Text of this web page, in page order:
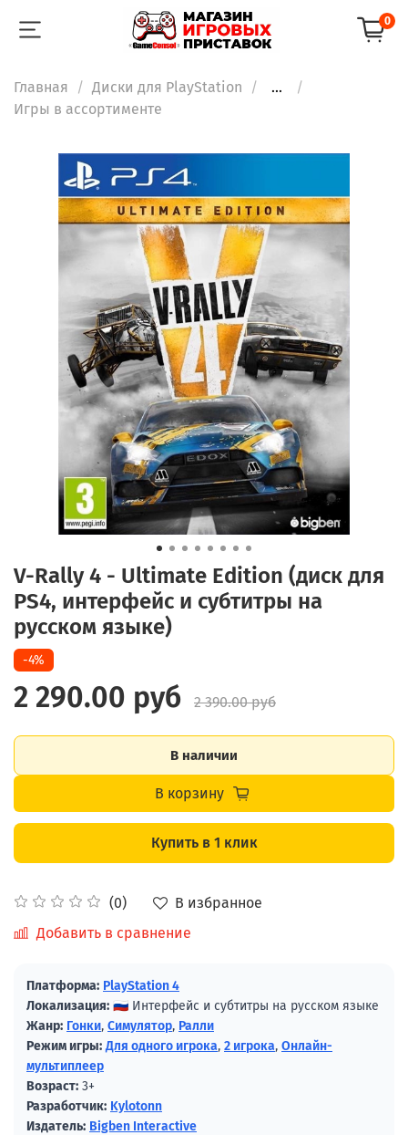
0
Главная Диски для PlayStation
...
Игры в ассортименте
V-Rally 4 - Ultimate Edition (диск для
PS4, интерфейс и субтитры на
русском языке)
(0)
В избранное
Добавить в сравнение
-4%
2 290.00 руб 2 390.00 руб
В наличии
В корзину
Купить в 1 клик
Платформа: PlayStation 4
Локализация: 🇷🇺 Интерфейс и субтитры на русском языке
Жанр: Гонки, Симулятор, Ралли
Режим игры: Для одного игрока, 2 игрока, Онлайн-
мультиплеер
Возраст: 3+
Разработчик: Kylotonn
Издатель: Bigben Interactive